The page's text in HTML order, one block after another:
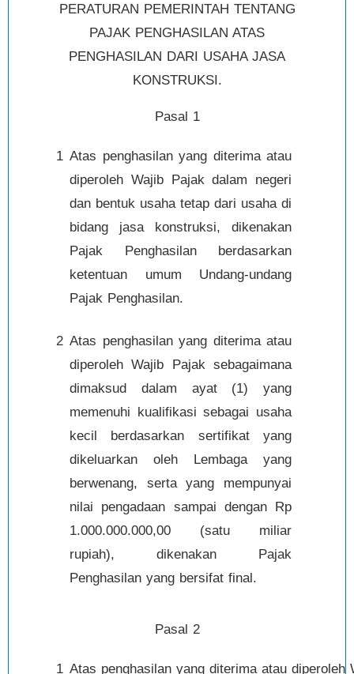
PERATURAN PEMERINTAH TENTANG
PAJAK PENGHASILAN ATAS
PENGHASILAN DARI USAHA JASA
KONSTRUKSI.
Pasal 1
1 Atas penghasilan yang diterima atau
diperoleh Wajib Pajak dalam negeri
dan bentuk usaha tetap dari usaha di
bidang jasa konstruksi, dikenakan
Pajak Penghasilan berdasarkan
ketentuan umum Undang-undang
Pajak Penghasilan.
2 Atas penghasilan yang diterima atau
diperoleh Wajib Pajak sebagaimana
dimaksud dalam ayat (1) yang
memenuhi kualifikasi sebagai usaha
kecil berdasarkan sertifikat yang
dikeluarkan oleh Lembaga yang
berwenang, serta yang mempunyai
nilai pengadaan sampai dengan Rp
1.000.000.000,00 (satu miliar
rupiah), dikenakan Pajak
Penghasilan yang bersifat final.
Pasal 2
1 Atas penghasilan yang diterima atau